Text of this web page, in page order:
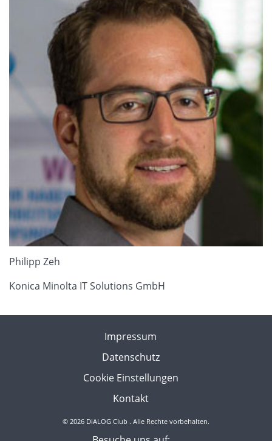
Philipp Zeh
Konica Minolta IT Solutions GmbH
Impressum
Datenschutz
Cookie Einstellungen
Kontakt
© 2026 DiALOG Club . Alle Rechte vorbehalten.